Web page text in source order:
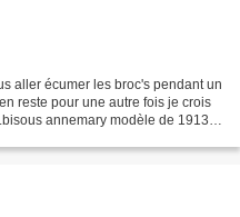
aller écumer les broc's pendant un
reste pour une autre fois je crois
annemary modèle de 1913